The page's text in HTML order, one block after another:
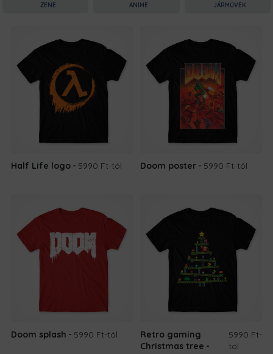
ZENE ANIME JÁRMŰVEK
Half Life logo 5990 Ft-tól Doom poster 5990 Ft-tól
Doom splash 5990 Ft-tól
Retro gaming
Christmas tree
5990 Ft-
tól